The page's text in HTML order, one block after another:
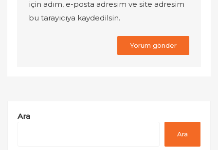
için adım, e-posta adresim ve site adresim
bu tarayıcıya kaydedilsin.
Ara
Ara